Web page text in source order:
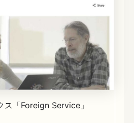
ス「Foreign Service」